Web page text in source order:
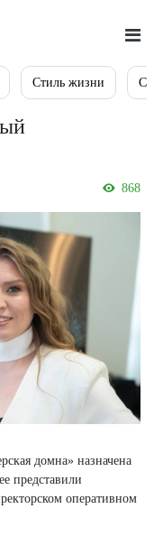
Стиль жизни
868
домна» назначена
представили
оперативном